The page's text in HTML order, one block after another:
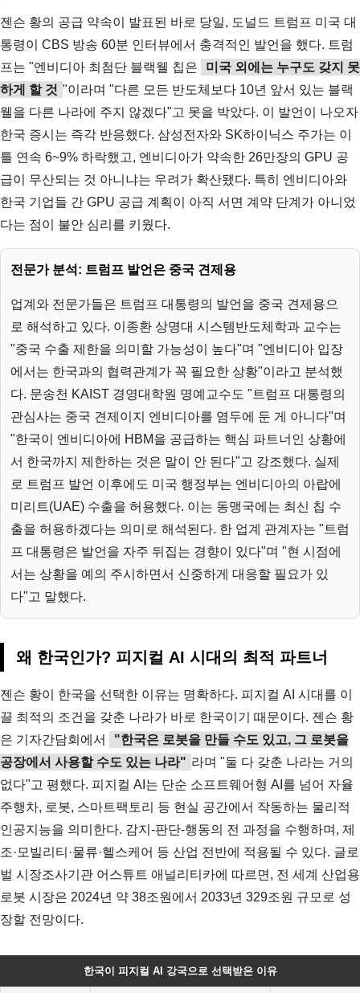
젠슨 황의 공급 약속이 발표된 바로 당일, 도널드 트럼프 미국 대
통령이 CBS 방송 60분 인터뷰에서 충격적인 발언을 했다. 트럼
프는 "엔비디아 최첨단 블랙웰 칩은
미국 외에는 누구도 갖지 못
하게 할 것 "이라며 "다른 모든 반도체보다 10년 앞서 있는 블랙
웰을 다른 나라에 주지 않겠다"고 못을 박았다. 이 발언이 나오자
한국 증시는 즉각 반응했다. 삼성전자와 SK하이닉스 주가는 이
틀 연속 6~9% 하락했고, 엔비디아가 약속한 26만장의 GPU 공
급이 무산되는 것 아니냐는 우려가 확산됐다. 특히 엔비디아와
한국 기업들 간 GPU 공급 계획이 아직 서면 계약 단계가 아니었
다는 점이 불안 심리를 키웠다.
전문가 분석: 트럼프 발언은 중국 견제용
업계와 전문가들은 트럼프 대통령의 발언을 중국 견제용으
로 해석하고 있다. 이종환 상명대 시스템반도체학과 교수는
"중국 수출 제한을 의미할 가능성이 높다"며 "엔비디아 입장
에서는 한국과의 협력관계가 꼭 필요한 상황"이라고 분석했
다. 문송천 KAIST 경영대학원 명예교수도 "트럼프 대통령의
관심사는 중국 견제이지 엔비디아를 염두에 둔 게 아니다"며
"한국이 엔비디아에 HBM을 공급하는 핵심 파트너인 상황에
서 한국까지 제한하는 것은 말이 안 된다"고 강조했다. 실제
로 트럼프 발언 이후에도 미국 행정부는 엔비디아의 아랍에
미리트(UAE) 수출을 허용했다. 이는 동맹국에는 최신 칩 수
출을 허용하겠다는 의미로 해석된다. 한 업계 관계자는 "트럼
프 대통령은 발언을 자주 뒤집는 경향이 있다"며 "현 시점에
서는 상황을 예의 주시하면서 신중하게 대응할 필요가 있
다"고 말했다.
왜 한국인가? 피지컬 AI 시대의 최적 파트너
젠슨 황이 한국을 선택한 이유는 명확하다. 피지컬 AI 시대를 이
끌 최적의 조건을 갖춘 나라가 바로 한국이기 때문이다. 젠슨 황
은 기자간담회에서
"한국은 로봇을 만들 수도 있고, 그 로봇을
공장에서 사용할 수도 있는 나라" 라며 "둘 다 갖춘 나라는 거의
없다"고 평했다. 피지컬 AI는 단순 소프트웨어형 AI를 넘어 자율
주행차, 로봇, 스마트팩토리 등 현실 공간에서 작동하는 물리적
인공지능을 의미한다. 감지-판단-행동의 전 과정을 수행하며, 제
조·모빌리티·물류·헬스케어 등 산업 전반에 적용될 수 있다. 글로
벌 시장조사기관 어스튜트 애널리티카에 따르면, 전 세계 산업용
로봇 시장은 2024년 약 38조원에서 2033년 329조원 규모로 성
장할 전망이다.
한국이 피지컬 AI 강국으로 선택받은 이유